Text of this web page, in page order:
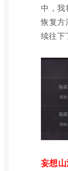
中，
恢复方
续往下
妄想